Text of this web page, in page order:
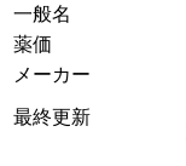
一般名
薬価
メーカー
最終更新